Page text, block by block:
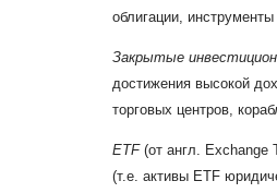
облигации,
Закрытые
достижения высокой
торговых центров,
ETF(от англ. Exchange
(т.е. активы ETF